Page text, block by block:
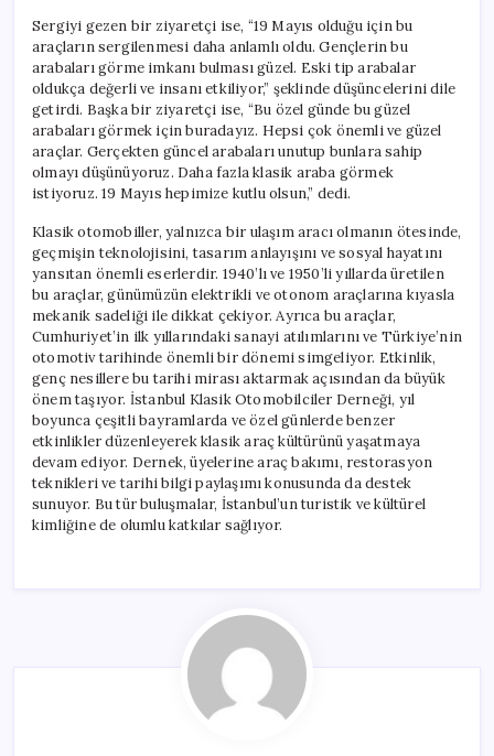
Sergiyi gezen bir ziyaretçi ise, “19 Mayıs olduğu için bu
araçların sergilenmesi daha anlamlı oldu. Gençlerin bu
arabaları görme imkanı bulması güzel. Eski tip arabalar
oldukça değerli ve insanı etkiliyor,” şeklinde düşüncelerini dile
getirdi. Başka bir ziyaretçi ise, “Bu özel günde bu güzel
arabaları görmek için buradayız. Hepsi çok önemli ve güzel
araçlar. Gerçekten güncel arabaları unutup bunlara sahip
olmayı düşünüyoruz. Daha fazla klasik araba görmek
istiyoruz. 19 Mayıs hepimize kutlu olsun,” dedi.
Klasik otomobiller, yalnızca bir ulaşım aracı olmanın ötesinde,
geçmişin teknolojisini, tasarım anlayışını ve sosyal hayatını
yansıtan önemli eserlerdir. 1940’lı ve 1950’li yıllarda üretilen
bu araçlar, günümüzün elektrikli ve otonom araçlarına kıyasla
mekanik sadeliği ile dikkat çekiyor. Ayrıca bu araçlar,
Cumhuriyet’in ilk yıllarındaki sanayi atılımlarını ve Türkiye’nin
otomotiv tarihinde önemli bir dönemi simgeliyor. Etkinlik,
genç nesillere bu tarihi mirası aktarmak açısından da büyük
önem taşıyor. İstanbul Klasik Otomobilciler Derneği, yıl
boyunca çeşitli bayramlarda ve özel günlerde benzer
etkinlikler düzenleyerek klasik araç kültürünü yaşatmaya
devam ediyor. Dernek, üyelerine araç bakımı, restorasyon
teknikleri ve tarihi bilgi paylaşımı konusunda da destek
sunuyor. Bu tür buluşmalar, İstanbul’un turistik ve kültürel
kimliğine de olumlu katkılar sağlıyor.